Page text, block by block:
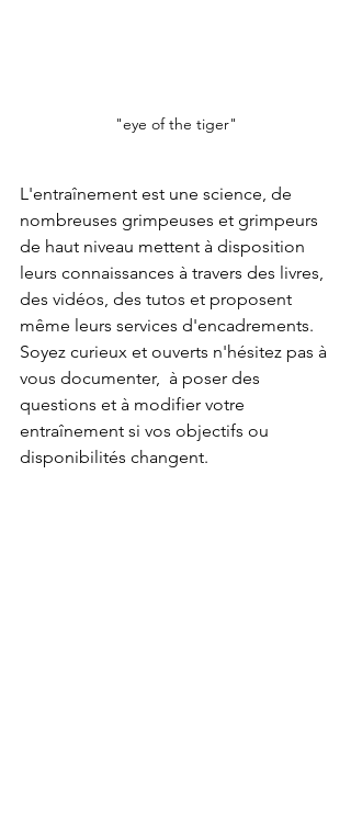
"eye of the tiger"
L'entraînement est une science, de
nombreuses grimpeuses et grimpeurs
de haut niveau mettent à disposition
leurs connaissances à travers des livres,
des vidéos, des tutos et proposent
même leurs services d'encadrements.
Soyez curieux et ouverts n'hésitez pas à
vous documenter,  à poser des
questions et à modifier votre
entraînement si vos objectifs ou
disponibilités changent.